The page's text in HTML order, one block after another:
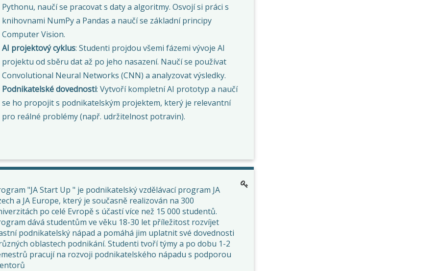
Pythonu, naučí se pracovat s daty a algoritmy. Osvojí si práci s
knihovnami NumPy a Pandas a naučí se základní principy
Computer Vision.
AI projektový cyklus: Studenti projdou všemi fázemi vývoje AI
projektu od sběru dat až po jeho nasazení. Naučí se používat
Convolutional Neural Networks (CNN) a analyzovat výsledky.
Podnikatelské dovednosti: Vytvoří kompletní AI prototyp a naučí
se ho propojit s podnikatelským projektem, který je relevantní
pro reálné problémy (např. udržitelnost potravin).
"JA Start Up " je podnikatelský vzdělávací program JA
a JA Europe, který je současně realizován na 300
po celé Evropě s účastí více než 15 000 studentů.
dává studentům ve věku 18-30 let příležitost rozvíjet
podnikatelský nápad a pomáhá jim uplatnit své dovednosti
oblastech podnikání. Studenti tvoří týmy a po dobu 1-2
pracují na rozvoji podnikatelského nápadu s podporou